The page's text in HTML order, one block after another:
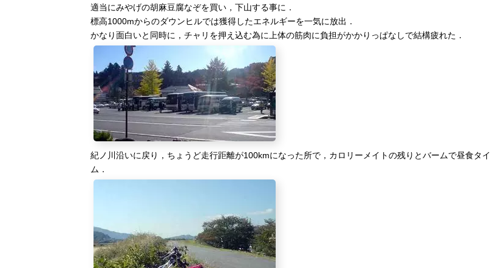
適当にみやげの胡麻豆腐なぞを買い，下山する事に．
標高1000mからのダウンヒルでは獲得したエネルギーを一気に放出．
かなり面白いと同時に，チャリを押え込む為に上体の筋肉に負担がかかりっぱなしで結構疲れた．
紀ノ川沿いに戻り，ちょうど走行距離が100kmになった所で，カロリーメイトの残りとバームで昼食タイ
ム．